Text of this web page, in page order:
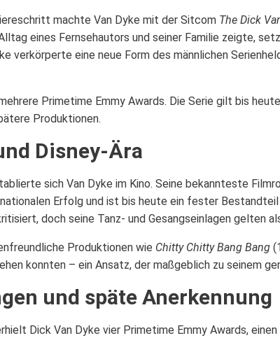
machte Van Dyke mit der Sitcom The Dick
eines Fernsehautors und seiner Familie zeigte,
verkörperte eine neue Form des männlichen
Primetime Emmy Awards. Die Serie gilt bis
Produktionen.
Disney-Ära
sich Van Dyke im Kino. Seine bekannteste
Erfolg und ist bis heute ein fester
doch seine Tanz- und Gesangseinlagen gelten
Produktionen wie Chitty Chitty Bang Bang
konnten – ein Ansatz, der maßgeblich zu seinem
und späte Anerkennung
Dick Van Dyke vier Primetime Emmy Awards,